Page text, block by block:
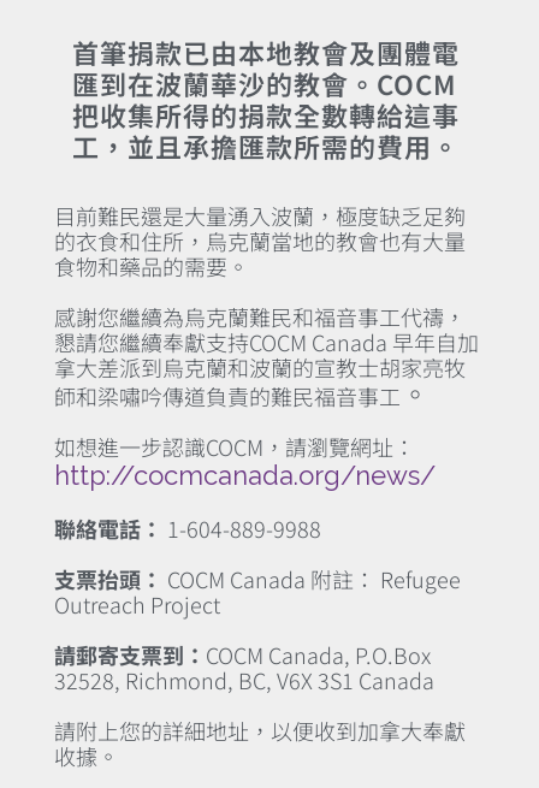
首筆捐款已由本地教會及團體電
匯到在波蘭華沙的教會。COCM
把收集所得的捐款全數轉給這事
工，並且承擔匯款所需的費用。
目前難民還是大量湧入波蘭，極度缺乏足夠
的衣食和住所，烏克蘭當地的教會也有大量
食物和藥品的需要。
感謝您繼續為烏克蘭難民和福音事工代禱，
懇請您繼續奉獻支持COCM Canada 早年自加
拿大差派到烏克蘭和波蘭的宣教士胡家亮牧
師和梁嘯吟傳道負責的難民福音事工 。
如想進一步認識COCM，請瀏覽網址：
http://cocmcanada.org/news/
聯絡電話： 1-604-889-9988
支票抬頭： COCM Canada 附註： Refugee
Outreach Project
請郵寄支票到： COCM Canada, P.O.Box
32528, Richmond, BC, V6X 3S1 Canada
請附上您的詳細地址，以便收到加拿大奉獻
收據。